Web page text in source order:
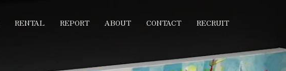
RENTAL REPORT ABOUT CONTACT RECRUIT